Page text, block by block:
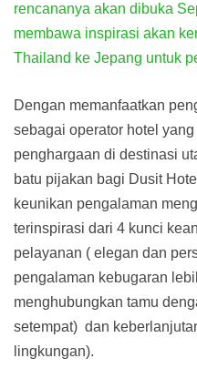
rencananya akan dibuka
membawa inspirasi akan
Thailand ke Jepang untuk
Dengan memanfaatkan
sebagai operator hotel
penghargaan di destinasi
batu pijakan bagi Dusit
keunikan pengalaman
terinspirasi dari 4 kunci
pelayanan ( elegan dan
pengalaman kebugaran
menghubungkan tamu
setempat) dan
lingkungan).